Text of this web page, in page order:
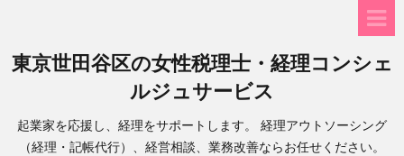
東京世田谷区の女性税理士・経理コンシェ
ルジュサービス
起業家を応援し、経理をサポートします。 経理アウトソーシング
（経理・記帳代行）、経営相談、業務改善ならお任せください。